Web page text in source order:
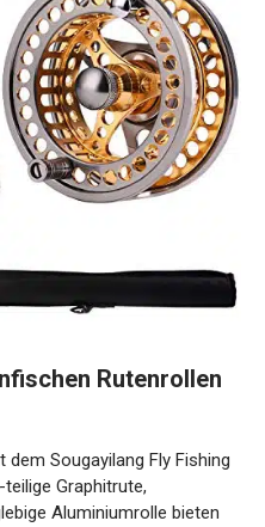
Rutenrollen
Sougayilang Fly Fishing
Graphitrute,
Aluminiumrolle bieten